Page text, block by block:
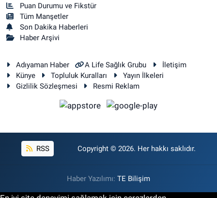
Puan Durumu ve Fikstür
Tüm Manşetler
Son Dakika Haberleri
Haber Arşivi
Adıyaman Haber A Life Sağlık Grubu
İletişim
Künye
Topluluk Kuralları
Yayın İlkeleri
Gizlilik Sözleşmesi
Resmi Reklam
RSS Copyright © 2026. Her hakkı saklıdır.
Haber Yazılımı: TE Bilişim